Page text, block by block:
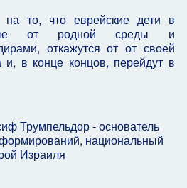
на то, что еврейские дети в
от родной среды и
откажутся от от своей
в конце концов, перейдут в
Трумпельдор - основатель
национальный
Израиля